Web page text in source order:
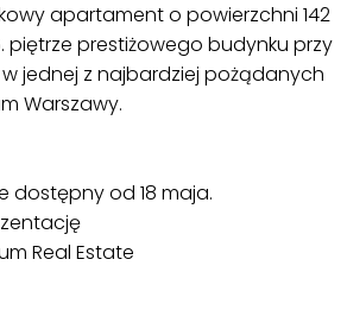
apartament o powierzchni 142
piętrze prestiżowego budynku przy
w jednej z najbardziej pożądanych
Warszawy.
dostępny od 18 maja.
Real Estate